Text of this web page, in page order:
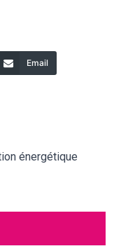
Email
énergétique